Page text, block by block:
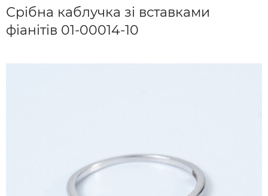
Срібна каблучка зі вставками
фіанітів 01-00014-10